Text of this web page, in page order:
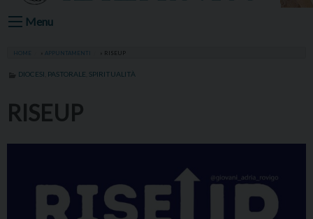
Menu
HOME APPUNTAMENTI RISEUP
DIOCESI PASTORALE SPIRITUALITÀ
RISEUP